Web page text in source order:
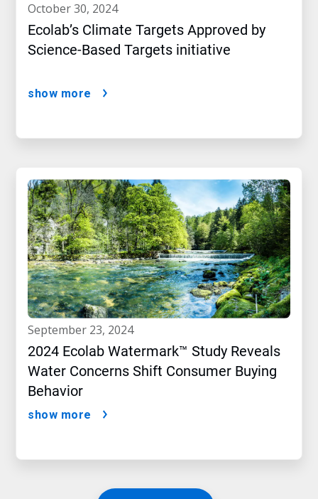
october 30, 2024
Ecolab’s Climate Targets Approved by
Science-Based Targets initiative
show more
september 23, 2024
2024 Ecolab Watermark™ Study Reveals
Water Concerns Shift Consumer Buying
Behavior
show more